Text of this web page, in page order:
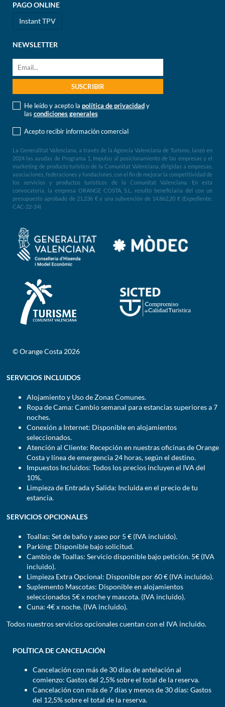
PAGO ONLINE
Instant TPV
NEWSLETTER
He leído y acepto la política de privacidady
las condiciones generales
Acepto recibir información comercial
La Generalitat Valenciana, a través de la Agencia Valenciana de Turismo, lanzó en
2024 las ayudas de Programa 1, Impulso al posicionamiento de las empresas y el
marketing de producto turístico de la Comunitat Valenciana, dirigidas a empresas,
asociaciones, federaciones y fundaciones, con el fin de mejorar la competitividad de
los servicios y productos turísticos de la Comunitat Valenciana. En esta
convocatoria, la empresa ORANGE COSTA, S.L. resultó beneficiaria del con un
presupuesto aprobado de 21.236 € y una subvención de 14.862,20 € (Expediente:
CAC-22-24)
© Orange Costa 2026
SERVICIOS INCLUIDOS
Alojamiento y Uso de Zonas Comunes.
Ropa de Cama: Cambio semanal para estancias superiores a 7
noches.
Conexión a Internet: Disponible en alojamientos
seleccionados.
Atención al Cliente: Recepción en nuestras oficinas de Orange
Costa y línea de emergencia 24 horas, según el destino.
Impuestos Incluidos: Todos los precios incluyen el IVA del
10%.
Limpieza de Entrada y Salida: Incluida en el precio de tu
estancia.
SERVICIOS OPCIONALES
Toallas: Set de baño y aseo por 5 € (IVA incluido).
Parking: Disponible bajo solicitud.
Cambio de Toallas: Servicio disponible bajo petición. 5€ (IVA
incluido).
Limpieza Extra Opcional: Disponible por 60 € (IVA incluido).
Suplemento Mascotas: Disponible en alojamientos
seleccionados 5€ x noche y mascota. (IVA incluido).
Cuna: 4€ x noche. (IVA incluido).
Todos nuestros servicios opcionales cuentan con el IVA incluido.
POLÍTICA DE CANCELACIÓN
Cancelación con más de 30 días de antelación al
comienzo: Gastos del 2,5% sobre el total de la reserva.
Cancelación con más de 7 días y menos de 30 días: Gastos
del 12,5% sobre el total de la reserva.